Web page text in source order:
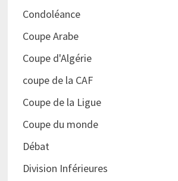
Condoléance
Coupe Arabe
Coupe d'Algérie
coupe de la CAF
Coupe de la Ligue
Coupe du monde
Débat
Division Inférieures